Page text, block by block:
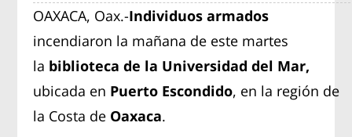
OAXACA, Oax.-Individuos armados
incendiaron la mañana de este martes
la biblioteca de la Universidad del Mar,
ubicada en Puerto Escondido, en la región de
la Costa de Oaxaca.